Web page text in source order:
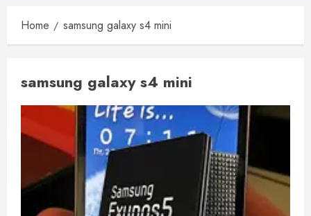
Home samsung galaxy s4 mini
samsung galaxy s4 mini